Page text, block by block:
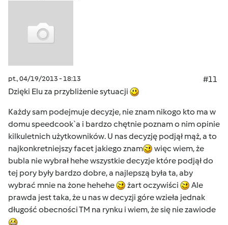
pt., 04/19/2013 - 18:13
#11
Dzięki Elu za przybliżenie sytuacji
Każdy sam podejmuje decyzje, nie znam nikogo kto ma w
domu speedcook`a i bardzo chętnie poznam o nim opinie
kilkuletnich użytkowników. U nas decyzję podjął mąż, a to
najkonkretniejszy facet jakiego znam
więc wiem, że
bubla nie wybrał hehe wszystkie decyzje które podjął do
tej pory były bardzo dobre, a najlepszą była ta, aby
wybrać mnie na żone hehehe
żart oczywiści
Ale
prawda jest taka, że u nas w decyzji góre wzieła jednak
długość obecności TM na rynku i wiem, że się nie zawiode